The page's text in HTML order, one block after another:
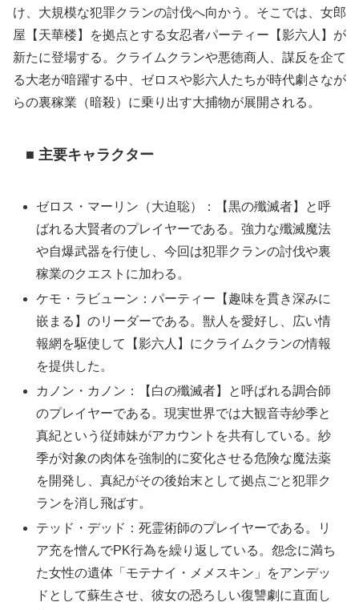
け、大規模な犯罪クランの討伐へ向かう。そこでは、女郎
屋【天華楼】を拠点とする女忍者パーティー【影六人】が
新たに登場する。クライムクランや悪徳商人、謀反を企て
る大老が暗躍する中、ゼロスや影六人たちが時代劇さなが
らの裏稼業（暗殺）に乗り出す大捕物が展開される。
■ 主要キャラクター
ゼロス・マーリン（大迫聡）：【黒の殲滅者】と呼
ばれる大賢者のプレイヤーである。強力な殲滅魔法
や自爆武器を行使し、今回は犯罪クランの討伐や裏
稼業のクエストに加わる。
ケモ・ラビューン：パーティー【趣味を貫き深みに
嵌まる】のリーダーである。獣人を愛好し、広い情
報網を駆使して【影六人】にクライムクランの情報
を提供した。
カノン・カノン：【白の殲滅者】と呼ばれる調合師
のプレイヤーである。現実世界では大観音寺紗季と
真紀という従姉妹がアカウントを共有している。紗
季が対象の肉体を強制的に変化させる危険な魔法薬
を開発し、真紀がその後始末として拠点ごと犯罪ク
ランを消し飛ばす。
テッド・デッド：死霊術師のプレイヤーである。リ
ア充を憎んでPK行為を繰り返している。怨念に満ち
た女性の遺体「モテナイ・メメスキン」をアンデッ
ドとして蘇生させ、彼女の恐ろしい復讐劇に直面し